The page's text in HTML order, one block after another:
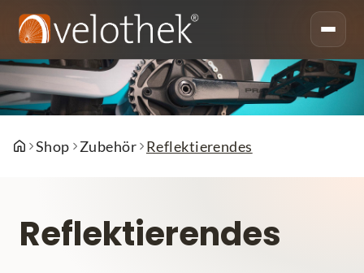
Shop Zubehör Reflektierendes
Reflektierendes